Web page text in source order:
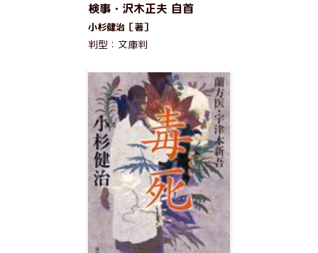
検事・沢木正夫 自首
小杉健治［著］
判型：文庫判